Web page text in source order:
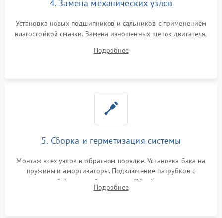
4. Замена механических узлов
Установка новых подшипников и сальников с применением
влагостойкой смазки. Замена изношенных щеток двигателя,
или поврежденной резиновой манжеты.
Подробнее
5. Сборка и герметизация системы
Монтаж всех узлов в обратном порядке. Установка бака на
пружины и амортизаторы. Подключение патрубков с
надежной фиксацией хомутами. Обработка стыков
герметиком для предотвращения возможных протечек воды.
Подробнее